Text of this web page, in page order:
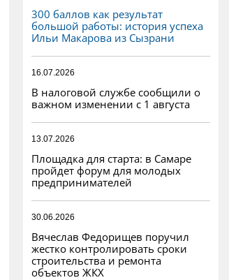
300 баллов как результат
большой работы: история успеха
Ильи Макарова из Сызрани
16.07.2026
В налоговой службе сообщили о
важном изменении с 1 августа
13.07.2026
Площадка для старта: в Самаре
пройдет форум для молодых
предпринимателей
30.06.2026
Вячеслав Федорищев поручил
жестко контролировать сроки
строительства и ремонта
объектов ЖКХ